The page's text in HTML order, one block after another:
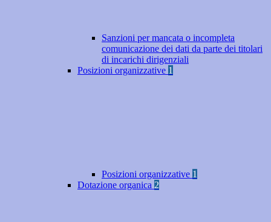
Sanzioni per mancata o incompleta
comunicazione dei dati da parte dei titolari
di incarichi dirigenziali
Posizioni organizzative 1
Posizioni organizzative 1
Dotazione organica 2